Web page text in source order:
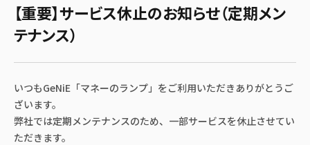
【重要】サービス休止のお知らせ（定期メン
テナンス）
いつもGeNiE「マネーのランプ」をご利用いただきありがとうご
ざいます。
弊社では定期メンテナンスのため、一部サービスを休止させてい
ただきます。